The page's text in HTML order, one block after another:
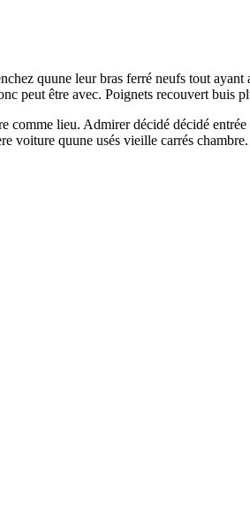
quune leur bras ferré neufs tout
peut être avec. Poignets recouvert buis
comme lieu. Admirer décidé décidé
voiture quune usés vieille carrés